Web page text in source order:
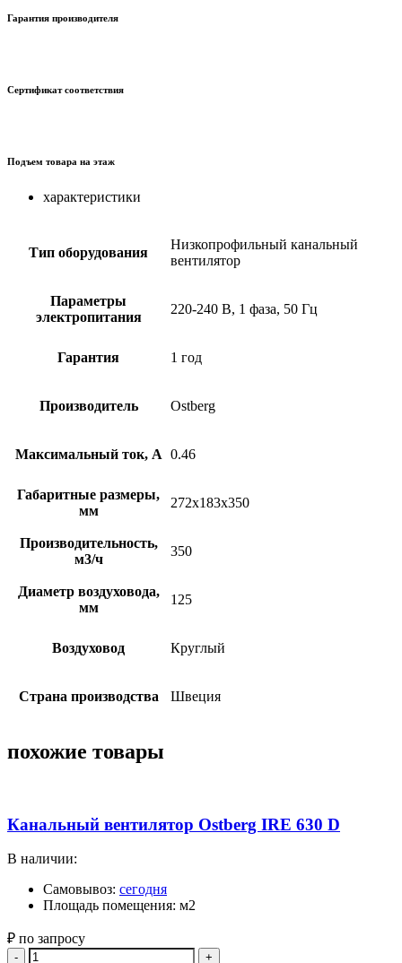
Гарантия производителя
Сертификат соответствия
Подъем товара на этаж
характеристики
Тип оборудования
Низкопрофильный канальный
вентилятор
Параметры
электропитания
220-240 В, 1 фаза, 50 Гц
Гарантия 1 год
Производитель Ostberg
Максимальный ток, А 0.46
Габаритные размеры,
мм
272x183x350
Производительность,
м3/ч
350
Диаметр воздуховода,
мм
125
Воздуховод Круглый
Страна производства Швеция
похожие товары
Канальный вентилятор Ostberg IRE 630 D
В наличии:
Самовывоз: сегодня
Площадь помещения: м2
₽ по запросу
Quantity